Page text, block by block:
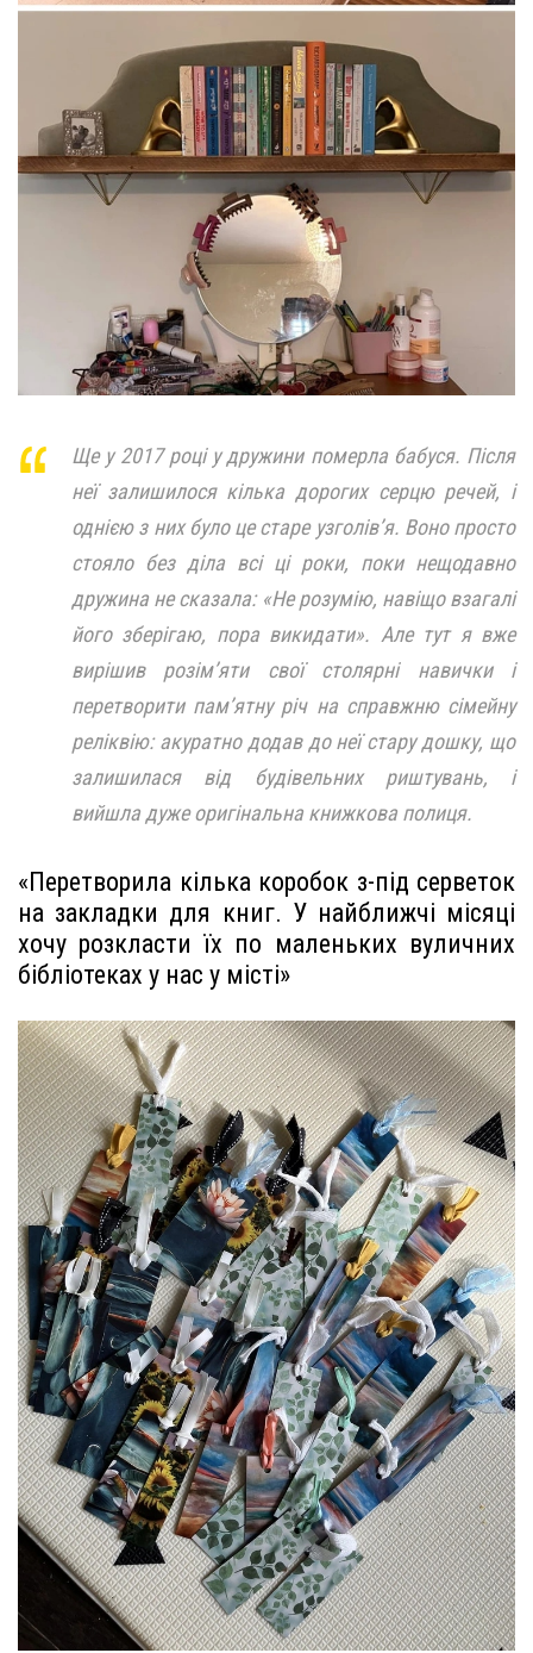
Ще у 2017 році у дружини померла бабуся. Після
неї залишилося кілька дорогих серцю речей, і
однією з них було це старе узголів’я. Воно просто
стояло без діла всі ці роки, поки нещодавно
дружина не сказала: «Не розумію, навіщо взагалі
його зберігаю, пора викидати». Але тут я вже
вирішив розім’яти свої столярні навички і
перетворити пам’ятну річ на справжню сімейну
реліквію: акуратно додав до неї стару дошку, що
залишилася від будівельних риштувань, і
вийшла дуже оригінальна книжкова полиця.
«Перетворила кілька коробок з-під серветок
на закладки для книг. У найближчі місяці
хочу розкласти їх по маленьких вуличних
бібліотеках у нас у місті»